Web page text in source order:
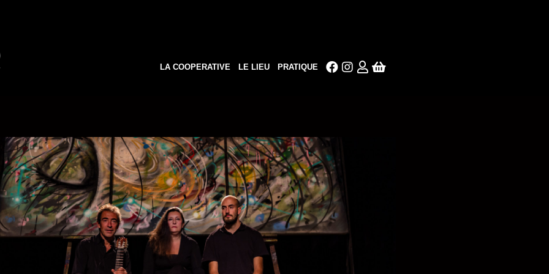
LA COOPERATIVE LE LIEU PRATIQUE